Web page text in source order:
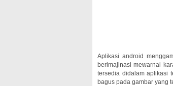
Aplikasi android
berimajinasi mewarnai
tersedia didalam aplikasi
bagus pada gambar yang